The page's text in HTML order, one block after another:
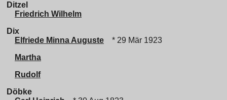
Ditzel
Friedrich Wilhelm
Dix
Elfriede Minna Auguste
* 29 Mär 1923
Martha
Rudolf
Döbke